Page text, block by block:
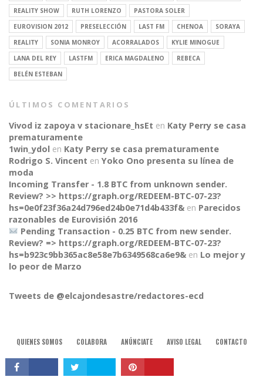
CONNECT
REALITY SHOW
RUTH LORENZO
PASTORA SOLER
EUROVISION 2012
PRESELECCIÓN LAST FM CHENOA
SORAYA
REALITY
SONIA MONROY ACORRALADOS
KYLIE MINOGUE
LANA DEL REY
LASTFM ERICA MAGDALENO
REBECA
BELÉN ESTEBAN
ÚLTIMOS COMENTARIOS
Vivod iz zapoya v stacionare_hsEt en Katy Perry se casa
prematuramente
1win_ydol en Katy Perry se casa prematuramente
Rodrigo S. Vincent en Yoko Ono presenta su línea de
moda
Incoming Transfer - 1.8 BTC from unknown sender.
Review? >> https://graph.org/REDEEM-BTC-07-23?
hs=0e0f23f36a24d796ed24b0e71d4b433f& en Parecidos
razonables de Eurovisión 2016
Pending Transaction - 0.25 BTC from new sender.
Review? => https://graph.org/REDEEM-BTC-07-23?
hs=b923c9bb365ac8e58e7b6349568ca6e9& en Lo mejor y
lo peor de Marzo
Tweets de @elcajondesastre/redactores-ecd
QUIENES SOMOS COLABORA ANÚNCIATE AVISO LEGAL CONTACTO
© 2015, El Cajón Desastre.